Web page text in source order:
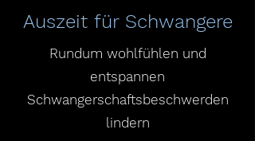
Auszeit für Schwangere
Rundum wohlfühlen und
entspannen
Schwangerschaftsbeschwerden
lindern